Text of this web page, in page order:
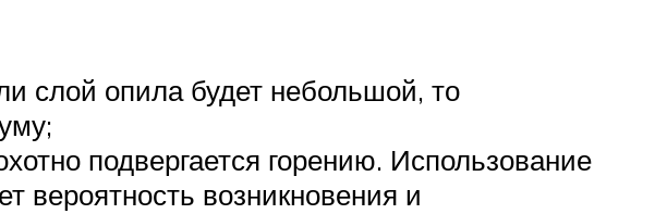
слой опила будет небольшой, то
подвергается горению. Использование
вероятность возникновения и